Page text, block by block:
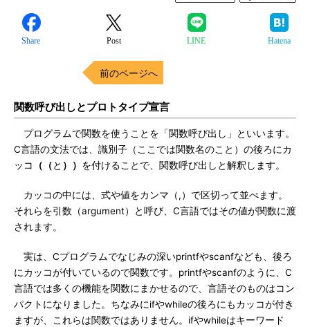
Share Post LINE Hatena
前のページへ
関数呼び出しとプロトタイプ宣言
プログラムで関数を使うことを「関数呼び出し」といいます。
C言語の文法では、識別子（ここでは関数名のこと）の後ろにカ
ッコ
（（と ）） を付けることで、関数呼び出しと解釈します。
カッコの中には、式や値をカンマ（,）で区切って並べます。
それらを引数（argument）と呼び、C言語ではその値が関数に渡
されます。
実は、Cプログラムでなじみの深いprintfやscanfなども、後ろ
にカッコが付いているので関数です。printfやscanfのように、C
言語では多くの機能を関数にまかせるので、言語そのものはコン
パクトになりました。ちなみにifやwhileの後ろにもカッコが付き
ますが、これらは関数ではありません。ifやwhileはキーワード